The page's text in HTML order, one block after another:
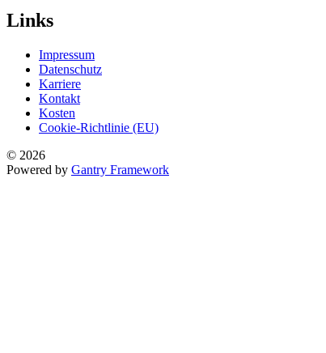
Links
Impressum
Datenschutz
Karriere
Kontakt
Kosten
Cookie-Richtlinie (EU)
© 2026
Powered by Gantry Framework